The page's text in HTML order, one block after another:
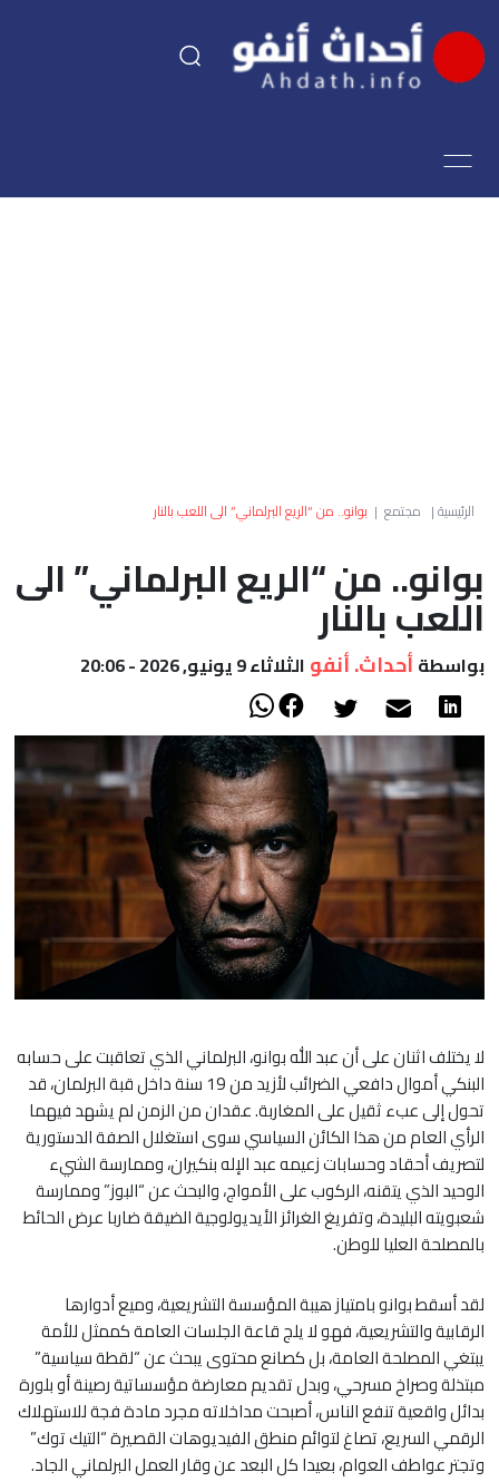
اقتصاد
العالم
أعمدة
الرئيسية| مجتمع | بوانو.. من “الريع البرلماني” الى اللعب بالنار
بوانو.. من “الريع البرلماني” الى
اللعب بالنار
بواسطة أحداث. أنفو الثلاثاء 9 يونيو, 2026 - 20:06
لا يختلف اثنان على أن عبد الله بوانو، البرلماني الذي تعاقبت على حسابه
البنكي أموال دافعي الضرائب لأزيد من 19 سنة داخل قبة البرلمان، قد
تحول إلى عبء ثقيل على المغاربة. عقدان من الزمن لم يشهد فيهما
الرأي العام من هذا الكائن السياسي سوى استغلال الصفة الدستورية
لتصريف أحقاد وحسابات زعيمه عبد الإله بنكيران، وممارسة الشيء
الوحيد الذي يتقنه، الركوب على الأمواج، والبحث عن “البوز” وممارسة
شعبويته البليدة، وتفريغ الغرائز الأيديولوجية الضيقة ضاربا عرض الحائط
بالمصلحة العليا للوطن.
لقد أسقط بوانو بامتياز هيبة المؤسسة التشريعية، وميع أدوارها
الرقابية والتشريعية، فهو لا يلج قاعة الجلسات العامة كممثل للأمة
يبتغي المصلحة العامة، بل كصانع محتوى يبحث عن “لقطة سياسية”
مبتذلة وصراخ مسرحي، وبدل تقديم معارضة مؤسساتية رصينة أو بلورة
بدائل واقعية تنفع الناس، أصبحت مداخلاته مجرد مادة فجة للاستهلاك
الرقمي السريع، تصاغ لتوائم منطق الفيديوهات القصيرة “التيك توك”
وتجتر عواطف العوام، بعيدا كل البعد عن وقار العمل البرلماني الجاد.